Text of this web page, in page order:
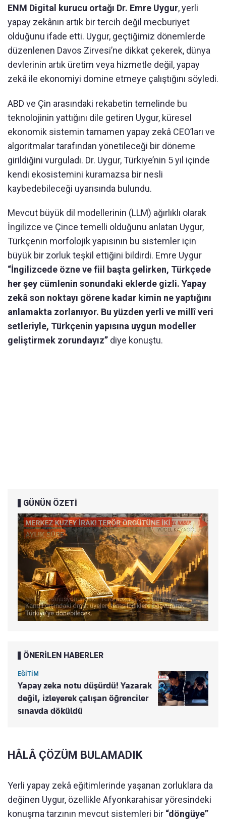
ENM Digital kurucu ortağı Dr. Emre Uygur, yerli
yapay zekânın artık bir tercih değil mecburiyet
olduğunu ifade etti. Uygur, geçtiğimiz dönemlerde
düzenlenen Davos Zirvesi’ne dikkat çekerek, dünya
devlerinin artık üretim veya hizmetle değil, yapay
zekâ ile ekonomiyi domine etmeye çalıştığını söyledi.
ABD ve Çin arasındaki rekabetin temelinde bu
teknolojinin yattığını dile getiren Uygur, küresel
ekonomik sistemin tamamen yapay zekâ CEO’ları ve
algoritmalar tarafından yönetileceği bir döneme
girildiğini vurguladı. Dr. Uygur, Türkiye’nin 5 yıl içinde
kendi ekosistemini kuramazsa bir nesli
kaybedebileceği uyarısında bulundu.
Mevcut büyük dil modellerinin (LLM) ağırlıklı olarak
İngilizce ve Çince temelli olduğunu anlatan Uygur,
Türkçenin morfolojik yapısının bu sistemler için
büyük bir zorluk teşkil ettiğini bildirdi. Emre Uygur
“İngilizcede özne ve fiil başta gelirken, Türkçede
her şey cümlenin sonundaki eklerde gizli. Yapay
zekâ son noktayı görene kadar kimin ne yaptığını
anlamakta zorlanıyor. Bu yüzden yerli ve millî veri
setleriyle, Türkçenin yapısına uygun modeller
geliştirmek zorundayız” diye konuştu.
GÜNÜN ÖZETİ
ÖNERİLEN HABERLER
EĞİTİM
Yapay zeka notu düşürdü! Yazarak
değil, izleyerek çalışan öğrenciler
sınavda döküldü
HÂLÂ ÇÖZÜM BULAMADIK
Yerli yapay zekâ eğitimlerinde yaşanan zorluklara da
değinen Uygur, özellikle Afyonkarahisar yöresindeki
konuşma tarzının mevcut sistemleri bir “döngüye”